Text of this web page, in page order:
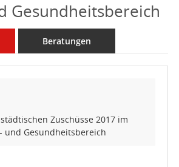
Gesundheitsbereich
Beratungen
Zuschüsse 2017 im
und Gesundheitsbereich